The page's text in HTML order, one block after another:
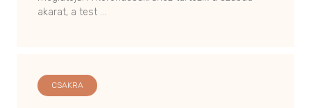
akarat, a test …
CSAKRA